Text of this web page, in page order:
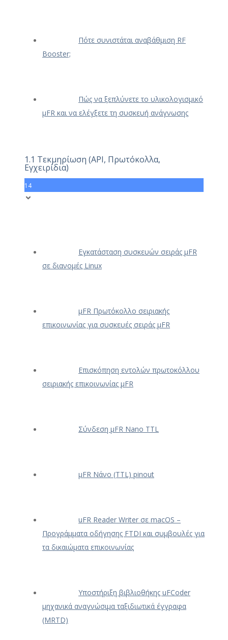
Πότε συνιστάται αναβάθμιση RF
Booster;
Πώς να ξεπλύνετε το υλικολογισμικό
μFR και να ελέγξετε τη συσκευή ανάγνωσης
1.1 Τεκμηρίωση (API, Πρωτόκολλα,
Εγχειρίδια)
14
Εγκατάσταση συσκευών σειράς μFR
σε διανομές Linux
μFR Πρωτόκολλο σειριακής
επικοινωνίας για συσκευές σειράς μFR
Επισκόπηση εντολών πρωτοκόλλου
σειριακής επικοινωνίας μFR
Σύνδεση μFR Nano TTL
μFR Νάνο (TTL) pinout
uFR Reader Writer σε macOS –
Προγράμματα οδήγησης FTDI και συμβουλές για
τα δικαιώματα επικοινωνίας
Υποστήριξη βιβλιοθήκης uFCoder
μηχανικά αναγνώσιμα ταξιδιωτικά έγγραφα
(MRTD)